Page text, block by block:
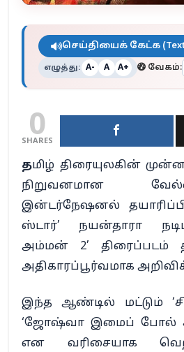
செய்தியைக் கேட்க (Text-
எழுத்து: A- A A+ வேகம்:
0
SHARES
தமிழ் திரையுலகின்
நிறுவனமான
இன்டர்நேஷனல்
ஸ்டார்’ நயன்தாரா
அம்மன் 2’ திரைப்படம்
அதிகாரப்பூர்வமாக
இந்த ஆண்டில் மட்டும்
‘ஜோஷ்வா இமைப் போல்
என வரிசையாக